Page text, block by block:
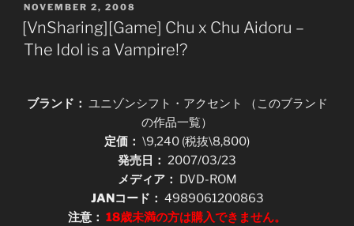
Paradaisu
~Encore
Live~”
POSTED
ON
NOVEMBER 2, 2008
[VnSharing][Game] Chu x Chu Aidoru –
The Idol is a Vampire!?
ブランド： ユニゾンシフト・アクセント （このブランド
の作品一覧）
定価： \9,240 (税抜\8,800)
発売日： 2007/03/23
メディア： DVD-ROM
JANコード： 4989061200863
注意： 18歳未満の方は購入できません。